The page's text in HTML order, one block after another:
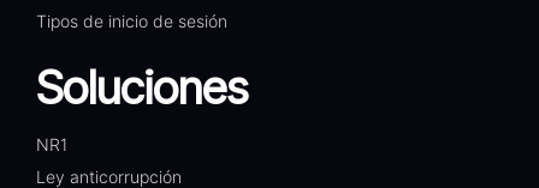
Tipos de inicio de sesión
Soluciones
NR1
Ley anticorrupción